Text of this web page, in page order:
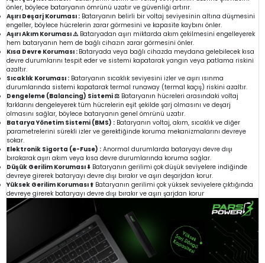
önler, böylece bataryanın ömrünü uzatır ve güvenliği artırır.
Aşırı Deşarj Koruması : Bataryanın belirli bir voltaj seviyesinin altına düşmesini
engeller, böylece hücrelerin zarar görmesini ve kapasite kaybını önler.
Aşırı Akım Koruması ⚠️Bataryadan aşırı miktarda akım çekilmesini engelleyerek
hem bataryanın hem de bağlı cihazın zarar görmesini önler.
Kısa Devre Koruması : Bataryada veya bağlı cihazda meydana gelebilecek kısa
devre durumlarını tespit eder ve sistemi kapatarak yangın veya patlama riskini
azaltır.
Sıcaklık Koruması : Bataryanın sıcaklık seviyesini izler ve aşırı ısınma
durumlarında sistemi kapatarak termal runaway (termal kaçış) riskini azaltır.
Dengeleme (Balancing) Sistemi ⚖️ Bataryanın hücreleri arasındaki voltaj
farklarını dengeleyerek tüm hücrelerin eşit şekilde şarj olmasını ve deşarj
olmasını sağlar, böylece bataryanın genel ömrünü uzatır.
Batarya Yönetim Sistemi (BMS) : Bataryanın voltaj, akım, sıcaklık ve diğer
parametrelerini sürekli izler ve gerektiğinde koruma mekanizmalarını devreye
sokar.
Elektronik Sigorta (e-Fuse) : Anormal durumlarda bataryayı devre dışı
bırakarak aşırı akım veya kısa devre durumlarında koruma sağlar.
Düşük Gerilim Koruması ⬇️ Bataryanın gerilimi çok düşük seviyelere indiğinde
devreye girerek bataryayı devre dışı bırakır ve aşırı deşarjdan korur.
Yüksek Gerilim Koruması ⬆️ Bataryanın gerilimi çok yüksek seviyelere çıktığında
devreye girerek bataryayı devre dışı bırakır ve aşırı şarjdan korur